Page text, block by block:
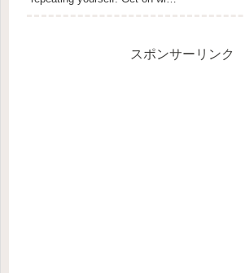
スポンサーリンク